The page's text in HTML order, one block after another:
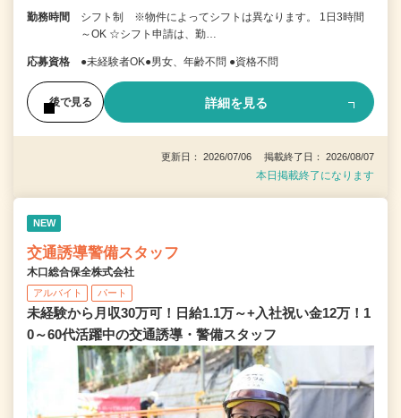
勤務時間
シフト制 ※物件によってシフトは異なります。 1日3時間
～OK ☆シフト申請は、勤…
応募資格 ●未経験者OK●男女、年齢不問 ●資格不問
後で見る 詳細を見る
更新日： 2026/07/06 掲載終了日： 2026/08/07
本日掲載終了になります
NEW
交通誘導警備スタッフ
木口総合保全株式会社
アルバイト パート
未経験から月収30万可！日給1.1万～+入社祝い金12万！1
0～60代活躍中の交通誘導・警備スタッフ